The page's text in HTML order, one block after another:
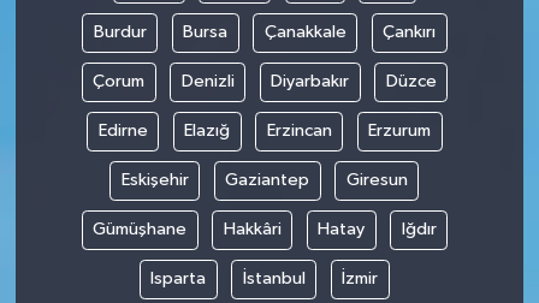
Burdur Bursa Çanakkale Çankırı
Çorum Denizli Diyarbakır Düzce
Edirne Elazığ Erzincan Erzurum
Eskişehir Gaziantep Giresun
Gümüşhane Hakkâri Hatay Iğdır
Isparta İstanbul İzmir